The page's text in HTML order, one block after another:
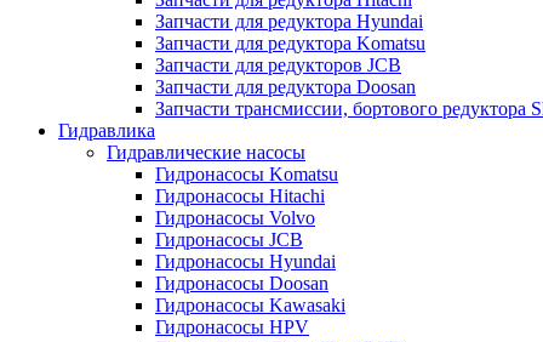
Запчасти для редуктора Hyundai
Запчасти для редуктора Komatsu
Запчасти для редукторов JCB
Запчасти для редуктора Doosan
Запчасти трансмиссии, бортового редуктора
Гидравлика
Гидравлические насосы
Гидронасосы Komatsu
Гидронасосы Hitachi
Гидронасосы Volvo
Гидронасосы JCB
Гидронасосы Hyundai
Гидронасосы Doosan
Гидронасосы Kawasaki
Гидронасосы HPV